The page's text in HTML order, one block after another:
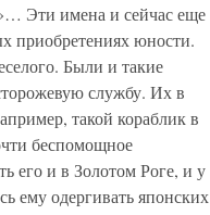
Эти имена и сейчас еще
приобретениях юности.
Были и такие
службу. Их в
такой кораблик в
беспомощное
его и в Золотом Роге, и у
ему одергивать японских